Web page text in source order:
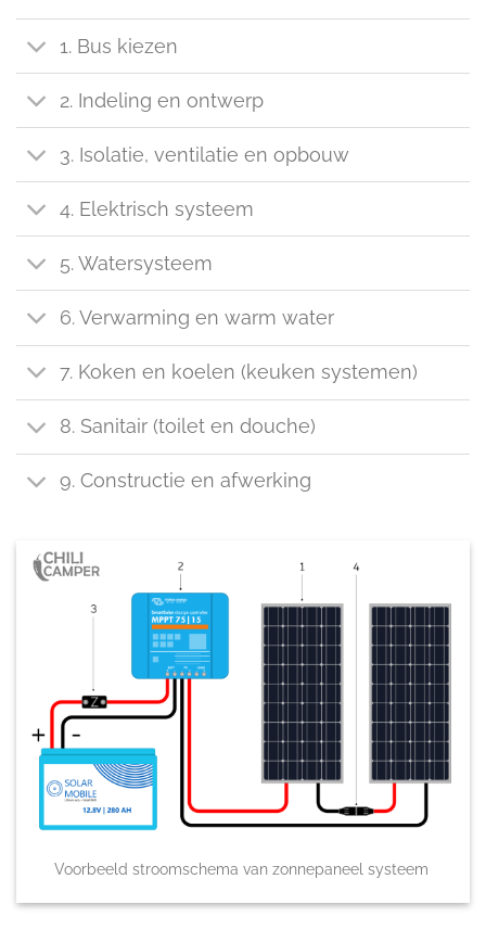
1. Bus kiezen
2. Indeling en ontwerp
3. Isolatie, ventilatie en opbouw
4. Elektrisch systeem
5. Watersysteem
6. Verwarming en warm water
7. Koken en koelen (keuken systemen)
8. Sanitair (toilet en douche)
9. Constructie en afwerking
Voorbeeld stroomschema van zonnepaneel systeem